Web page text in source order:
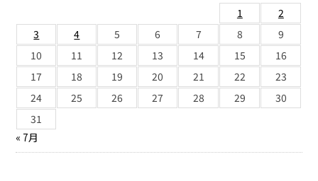
1
2
3
4 5 6 7 8
9
10
11 12 13 14 15
16
17
18 19 20 21 22
23
24
25 26 27 28 29
30
31
« 7月